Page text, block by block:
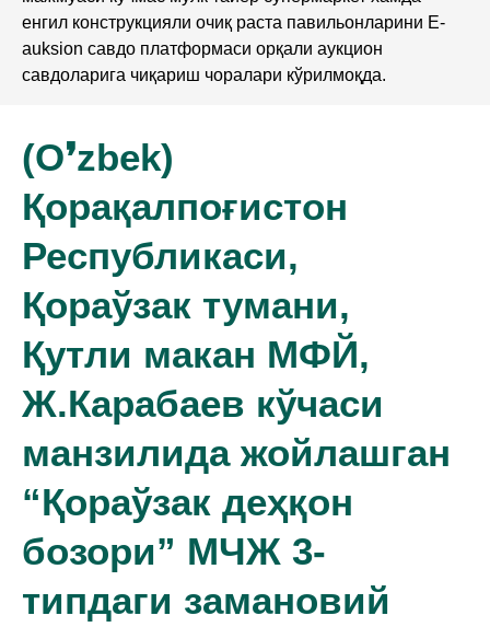
енгил конструкцияли очиқ раста павильонларини E-
auksion савдо платформаси орқали аукцион
савдоларига чиқариш чоралари кўрилмоқда.
(O❜zbek)
Қорақалпоғистон
Республикаси,
Қораўзак тумани,
Қутли макан МФЙ,
Ж.Карабаев кўчаси
манзилида жойлашган
“Қораўзак деҳқон
бозори” МЧЖ 3-
типдаги замановий